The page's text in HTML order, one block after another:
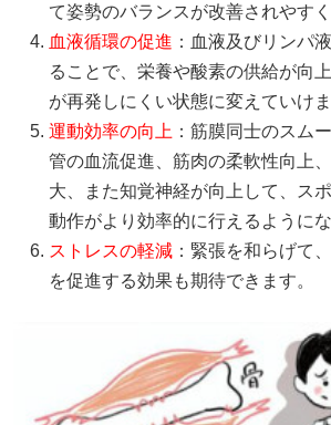
て姿勢のバランスが改善されやすく
血液循環の促進 ：血液及びリンパ
ることで、栄養や酸素の供給が向
が再発しにくい状態に変えていけま
運動効率の向上 ：筋膜同士のスム
管の血流促進、筋肉の柔軟性向上
大、また知覚神経が向上して、ス
動作がより効率的に行えるようにな
ストレスの軽減 ：緊張を和らげて
を促進する効果も期待できます。